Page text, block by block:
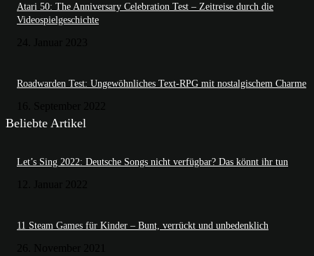
Atari 50: The Anniversary Celebration Test – Zeitreise durch die
Videospielgeschichte
Roadwarden Test: Ungewöhnliches Text-RPG mit nostalgischem Charme
Beliebte Artikel
Let’s Sing 2022: Deutsche Songs nicht verfügbar? Das könnt ihr tun
11 Steam Games für Kinder – Bunt, verrückt und unbedenklich